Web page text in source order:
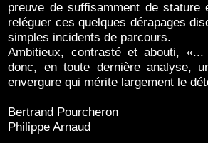
preuve de suffisamment de stature
reléguer ces quelques dérapages
simples incidents de parcours.
Ambitieux, contrasté et abouti,
donc, en toute dernière analyse,
envergure qui mérite largement le
Bertrand Pourcheron
Philippe Arnaud